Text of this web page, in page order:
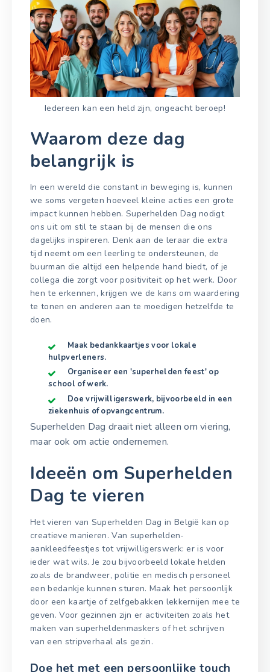
Iedereen kan een held zijn, ongeacht beroep!
Waarom deze dag
belangrijk is
In een wereld die constant in beweging is, kunnen
we soms vergeten hoeveel kleine acties een grote
impact kunnen hebben. Superhelden Dag nodigt
ons uit om stil te staan bij de mensen die ons
dagelijks inspireren. Denk aan de leraar die extra
tijd neemt om een leerling te ondersteunen, de
buurman die altijd een helpende hand biedt, of je
collega die zorgt voor positiviteit op het werk. Door
hen te erkennen, krijgen we de kans om waardering
te tonen en anderen aan te moedigen hetzelfde te
doen.
Maak bedankkaartjes voor lokale
hulpverleners.
Organiseer een 'superhelden feest' op
school of werk.
Doe vrijwilligerswerk, bijvoorbeeld in een
ziekenhuis of opvangcentrum.
Superhelden Dag draait niet alleen om viering,
maar ook om actie ondernemen.
Ideeën om Superhelden
Dag te vieren
Het vieren van Superhelden Dag in België kan op
creatieve manieren. Van superhelden-
aankleedfeestjes tot vrijwilligerswerk: er is voor
ieder wat wils. Je zou bijvoorbeeld lokale helden
zoals de brandweer, politie en medisch personeel
een bedankje kunnen sturen. Maak het persoonlijk
door een kaartje of zelfgebakken lekkernijen mee te
geven. Voor gezinnen zijn er activiteiten zoals het
maken van superheldenmaskers of het schrijven
van een stripverhaal als gezin.
Doe het met een persoonlijke touch